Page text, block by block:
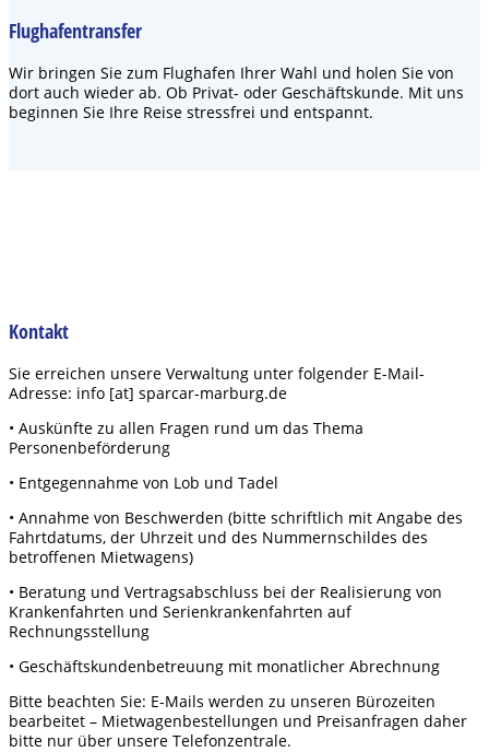
Flughafentransfer
Wir bringen Sie zum Flughafen Ihrer Wahl und holen Sie von
dort auch wieder ab. Ob Privat- oder Geschäftskunde. Mit uns
beginnen Sie Ihre Reise stressfrei und entspannt.
Kontakt
Sie erreichen unsere Verwaltung unter folgender E-Mail-
Adresse: info [at] sparcar-marburg.de
• Auskünfte zu allen Fragen rund um das Thema
Personenbeförderung
• Entgegennahme von Lob und Tadel
• Annahme von Beschwerden (bitte schriftlich mit Angabe des
Fahrtdatums, der Uhrzeit und des Nummernschildes des
betroffenen Mietwagens)
• Beratung und Vertragsabschluss bei der Realisierung von
Krankenfahrten und Serienkrankenfahrten auf
Rechnungsstellung
• Geschäftskundenbetreuung mit monatlicher Abrechnung
Bitte beachten Sie: E-Mails werden zu unseren Bürozeiten
bearbeitet – Mietwagenbestellungen und Preisanfragen daher
bitte nur über unsere Telefonzentrale.